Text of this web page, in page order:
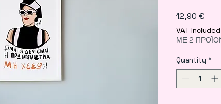
12,90 €
VAT Included
ΜΕ 2
Quantity *